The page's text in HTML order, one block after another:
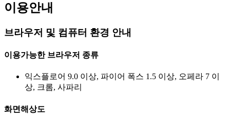
이용안내
브라우저 및 컴퓨터 환경 안내
이용가능한 브라우저 종류
익스플로어 9.0 이상, 파이어 폭스 1.5 이상, 오페라 7 이
상, 크롬, 사파리
화면해상도